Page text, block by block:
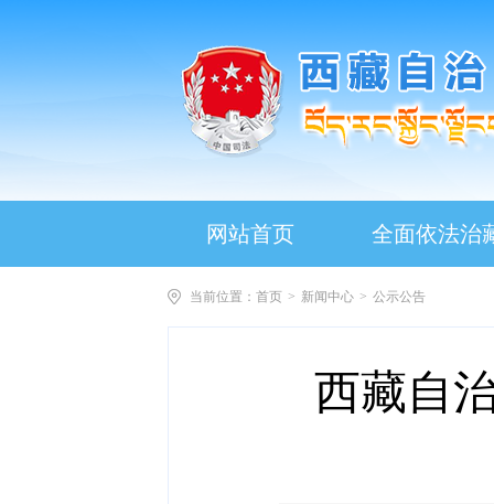
网站首页 全面依法治
当前位置： 首页 > 新闻中心 > 公示公告
西藏自